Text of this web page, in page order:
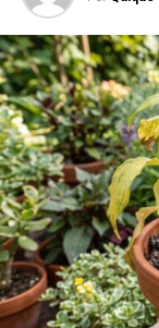
Quiénes
La actualización
beneficiarios de
Titulares
Jubilados